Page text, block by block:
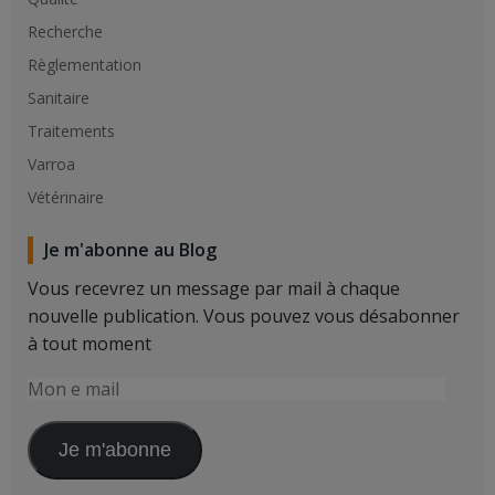
Recherche
Règlementation
Sanitaire
Traitements
Varroa
Vétérinaire
Je m'abonne au Blog
Vous recevrez un message par mail à chaque
nouvelle publication. Vous pouvez vous désabonner
à tout moment
Mon
mail Je m'abonne